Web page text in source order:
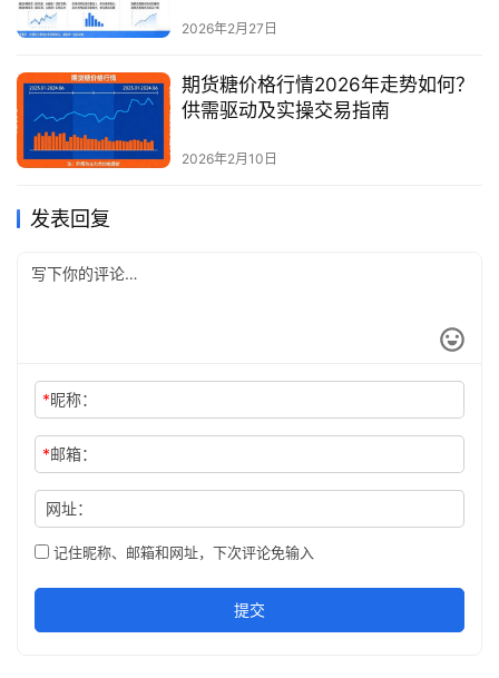
2026年2月27日
期货糖价格行情2026年走势如何？
供需驱动及实操交易指南
2026年2月10日
发表回复
*昵称：
*邮箱：
网址：
记住昵称、邮箱和网址，下次评论免输入
提交